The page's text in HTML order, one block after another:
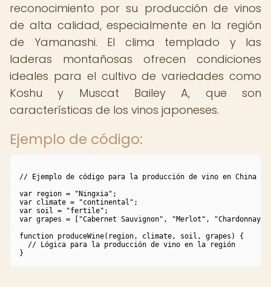
reconocimiento por su producción de vinos
de alta calidad, especialmente en la región
de Yamanashi. El clima templado y las
laderas montañosas ofrecen condiciones
ideales para el cultivo de variedades como
Koshu y Muscat Bailey A, que son
características de los vinos japoneses.
Ejemplo de código:
// Ejemplo de código para la producción de vino en China
var region = "Ningxia";
var climate = "continental";
var soil = "fertile";
var grapes = ["Cabernet Sauvignon", "Merlot",
function produceWine(region, climate, soil, grapes) {
  // Lógica para la producción de vino en la región